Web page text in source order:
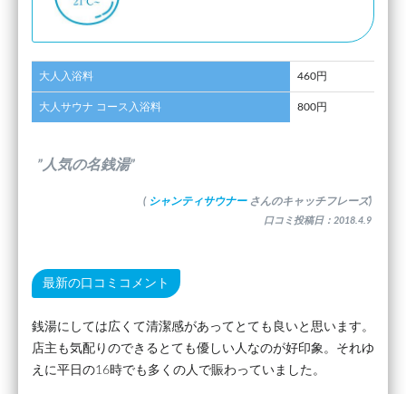
大人入浴料 460円
大人サウナ コース入浴料 800円
”人気の名銭湯”
( シャンティサウナー さんのキャッチフレーズ)
口コミ投稿日：2018.4.9
最新の口コミコメント
銭湯にしては広くて清潔感があってとても良いと思います。
店主も気配りのできるとても優しい人なのが好印象。それゆ
えに平日の16時でも多くの人で賑わっていました。